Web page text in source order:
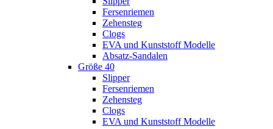
Fersenriemen
Zehensteg
Clogs
EVA und Kunststoff Modelle
Absatz-Sandalen
Größe 40
Slipper
Fersenriemen
Zehensteg
Clogs
EVA und Kunststoff Modelle